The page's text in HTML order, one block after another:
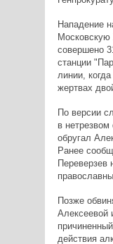
Нападение
Московскую
совершено
станции
линии,
жертвах
По версии
в нетрезвом
обругал
Ранее
Переверзев
Позже
Алексеевой
действия